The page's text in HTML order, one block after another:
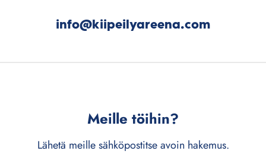
info@kiipeilyareena.com
Meille töihin?
Lähetä meille sähköpostitse avoin hakemus.